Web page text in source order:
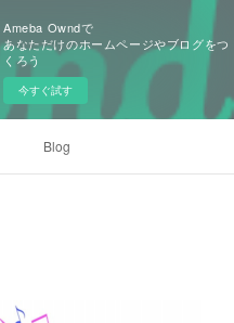
Ameba Owndで
あなただけのホームページやブログをつ
くろう
今すぐ試す
Blog